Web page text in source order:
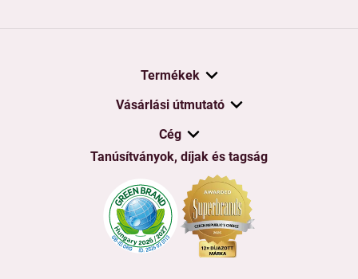
Termékek
Vásárlási útmutató
Cég
Tanúsítványok, díjak és tagság